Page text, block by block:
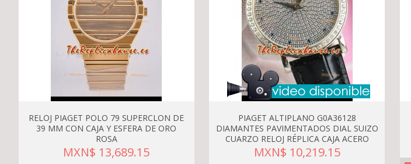
RELOJ PIAGET POLO 79 SUPERCLON DE
39 MM CON CAJA Y ESFERA DE ORO
ROSA
MXN$ 13,689.15
PIAGET ALTIPLANO G0A36128
DIAMANTES PAVIMENTADOS DIAL SUIZO
CUARZO RELOJ RÉPLICA CAJA ACERO
MXN$ 10,219.15